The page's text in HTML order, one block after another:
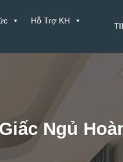
Hỗ Trợ KH
Ngủ